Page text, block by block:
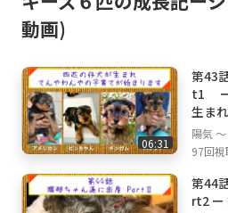
動画)
06:31
第43
t1 ー
生ま
陽気
97回視
第44